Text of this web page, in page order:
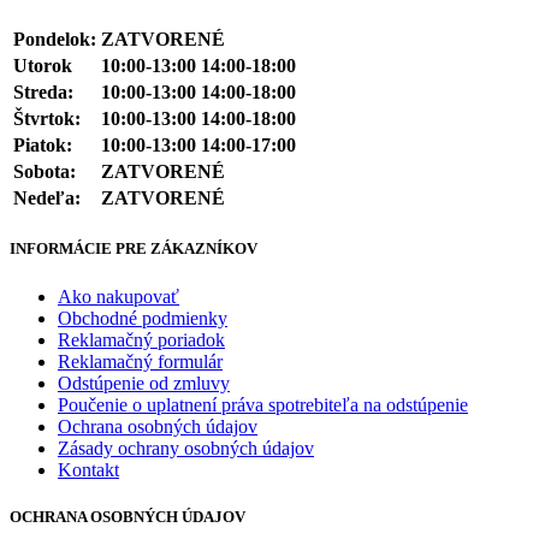
Pondelok: ZATVORENÉ
Utorok
10:00-13:00 14:00-18:00
Streda:
10:00-13:00 14:00-18:00
Štvrtok:
10:00-13:00 14:00-18:00
Piatok:
10:00-13:00 14:00-17:00
Sobota:
ZATVORENÉ
Nedeľa:
ZATVORENÉ
INFORMÁCIE PRE ZÁKAZNÍKOV
Ako nakupovať
Obchodné podmienky
Reklamačný poriadok
Reklamačný formulár
Odstúpenie od zmluvy
Poučenie o uplatnení práva spotrebiteľa na odstúpenie
Ochrana osobných údajov
Zásady ochrany osobných údajov
Kontakt
OCHRANA OSOBNÝCH ÚDAJOV